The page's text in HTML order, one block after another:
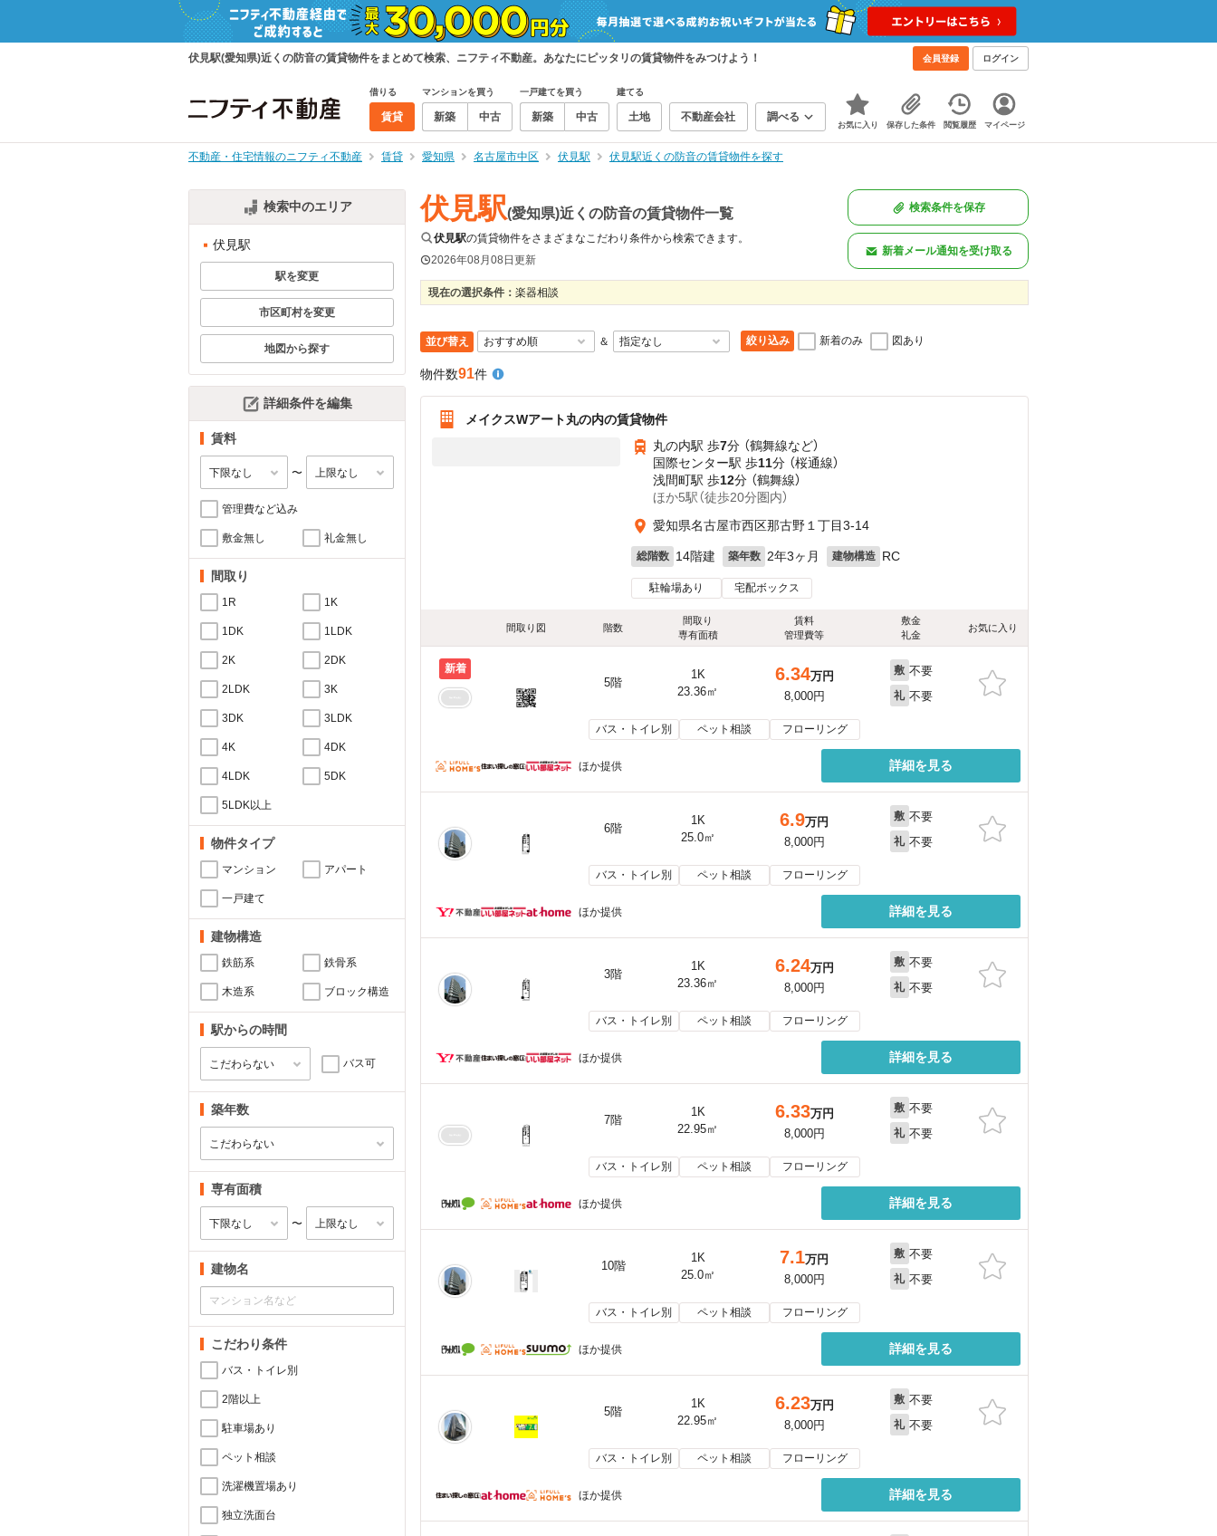
伏見駅(愛知県)近くの防音の賃貸物件をまとめて検索、ニフティ不動産。あなたにピッタリの賃貸物件をみつけよう！ 会員登録 ログイン
借りる
賃貸
マンションを買う
新築 中古
一戸建てを買う
新築 中古
建てる
土地 不動産会社 調べる
お気に入り 保存した条件 閲覧履歴 マイページ
不動産・住宅情報のニフティ不動産 賃貸 愛知県 名古屋市中区 伏見駅 伏見駅近くの防音の賃貸物件を探す
検索中のエリア
伏見駅
駅を変更
市区町村を変更
地図から探す
詳細条件を編集
賃料
〜
管理費など込み
敷金無し 礼金無し
間取り
1R 1K
1DK 1LDK
2K 2DK
2LDK 3K
3DK 3LDK
4K 4DK
4LDK 5DK
5LDK以上
物件タイプ
マンション アパート
一戸建て
建物構造
鉄筋系 鉄骨系
木造系 ブロック構造
駅からの時間
バス可
築年数
専有面積
〜
建物名
こだわり条件
バス・トイレ別
2階以上
駐車場あり
ペット相談
洗濯機置場あり
独立洗面台
伏見駅(愛知県)近くの防音の賃貸物件一覧
伏見駅の賃貸物件をさまざまなこだわり条件から検索できます。
2026年08月08日更新
検索条件を保存
新着メール通知を受け取る
現在の選択条件： 楽器相談
並び替え ＆ 絞り込み 新着のみ 図あり
物件数91件
メイクスWアート丸の内の賃貸物件
丸の内駅 歩7分 （鶴舞線など）
国際センター駅 歩11分 （桜通線）
浅間町駅 歩12分 （鶴舞線）
ほか5駅（徒歩20分圏内）
愛知県名古屋市西区那古野１丁目3-14
総階数 14階建 築年数 2年3ヶ月 建物構造 RC
駐輪場あり 宅配ボックス
間取り図 階数
間取り
専有面積
賃料
管理費等
敷金
礼金
お気に入り
新着
5階
1K
23.36㎡
6.34万円
8,000円
敷 不要
礼 不要
バス・トイレ別 ペット相談 フローリング
ほか提供 詳細を見る
6階
1K
25.0㎡
6.9万円
8,000円
敷 不要
礼 不要
バス・トイレ別 ペット相談 フローリング
ほか提供 詳細を見る
3階
1K
23.36㎡
6.24万円
8,000円
敷 不要
礼 不要
バス・トイレ別 ペット相談 フローリング
ほか提供 詳細を見る
7階
1K
22.95㎡
6.33万円
8,000円
敷 不要
礼 不要
バス・トイレ別 ペット相談 フローリング
ほか提供 詳細を見る
10階
1K
25.0㎡
7.1万円
8,000円
敷 不要
礼 不要
バス・トイレ別 ペット相談 フローリング
ほか提供 詳細を見る
5階
1K
22.95㎡
6.23万円
8,000円
敷 不要
礼 不要
バス・トイレ別 ペット相談 フローリング
ほか提供 詳細を見る